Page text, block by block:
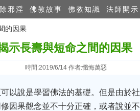
邪淫 佛教故事 佛教知識 法師開示
的因果
示長壽與短命之間的因果
時間:2019/6/14 作者:懺悔萬惡
以說是學習佛法的基礎。但是由於
因果觀念並不十分正確，或者說並不